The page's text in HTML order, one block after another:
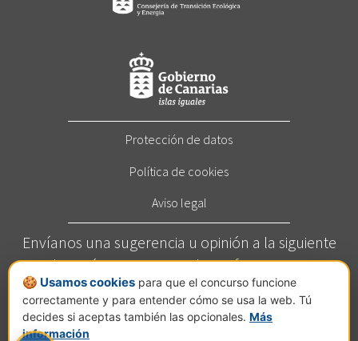
Protección de datos
Política de cookies
Aviso legal
Envíanos una sugerencia u opinión a la siguiente
dirección:concurso@elcortafuegos.com
Llámanos al822 272 209 (Horario: Este servicio está
disponible de lunes a viernes de 7 a 14 horas).
Calle Jesús Hernández Guzmán, nº 2, planta C, Pol.
🍪 Usamos cookies para que el concurso funcione
correctamente y para entender cómo se usa la web. Tú
decides si aceptas también las opcionales. Más
información